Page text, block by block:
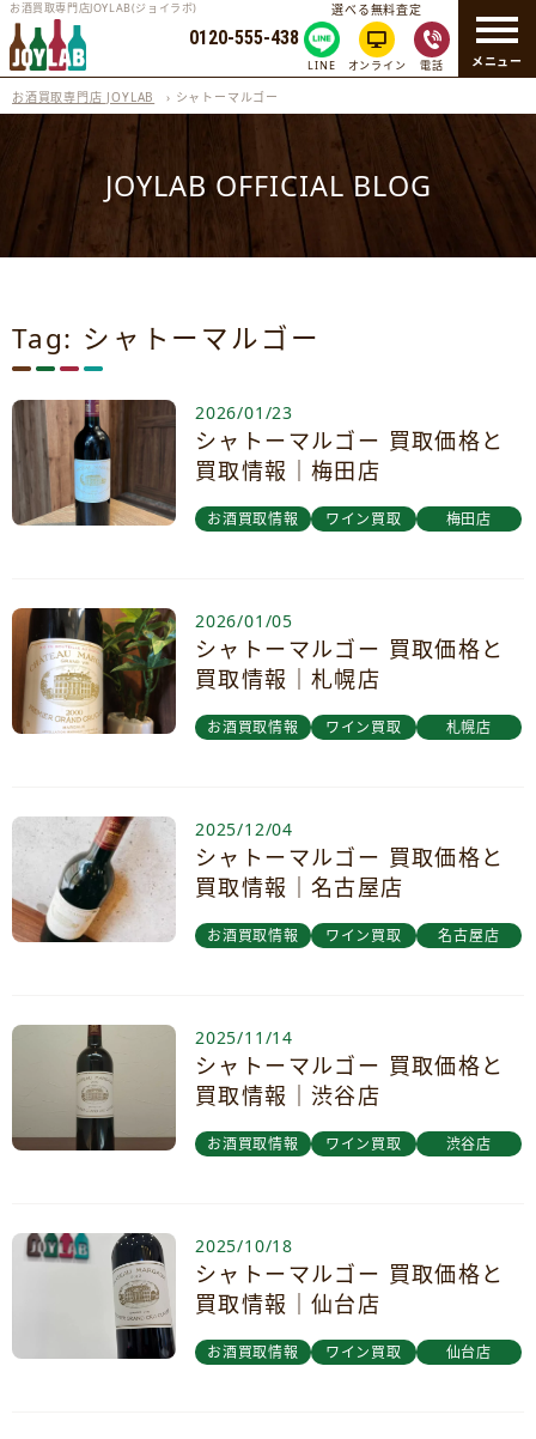
メニュー
お酒買取専門店JOYLAB(ジョイラボ)
0120-555-438
選べる無料査定
LINE オンライン 電話
お酒買取専門店 JOYLAB › シャトーマルゴー
JOYLAB OFFICIAL BLOG
Tag: シャトーマルゴー
2026/01/23
シャトーマルゴー 買取価格と
買取情報｜梅田店
お酒買取情報 ワイン買取 梅田店
2026/01/05
シャトーマルゴー 買取価格と
買取情報｜札幌店
お酒買取情報 ワイン買取 札幌店
2025/12/04
シャトーマルゴー 買取価格と
買取情報｜名古屋店
お酒買取情報 ワイン買取 名古屋店
2025/11/14
シャトーマルゴー 買取価格と
買取情報｜渋谷店
お酒買取情報 ワイン買取 渋谷店
2025/10/18
シャトーマルゴー 買取価格と
買取情報｜仙台店
お酒買取情報 ワイン買取 仙台店